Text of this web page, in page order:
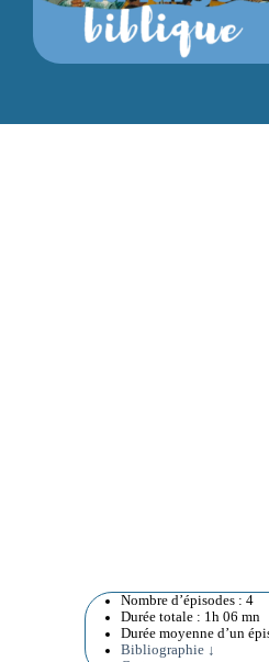
Nombre d’épisodes : 4
Durée totale : 1h 06 mn
Durée moyenne d’un
Bibliographie ↓